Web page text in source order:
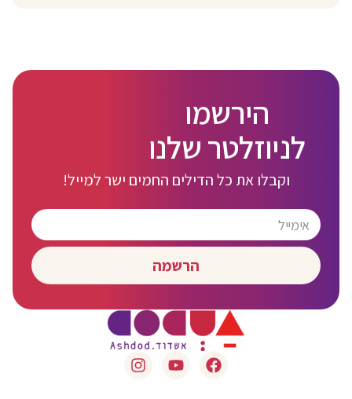
הירשמו
לניוזלטר שלנו
וקבלו את כל הדילים החמים ישר למייל!
הרשמה